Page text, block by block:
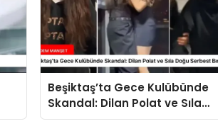
Beşiktaş’ta Gece Kulübünde
Skandal: Dilan Polat ve Sıla
Doğu Serbest Bırakıldı